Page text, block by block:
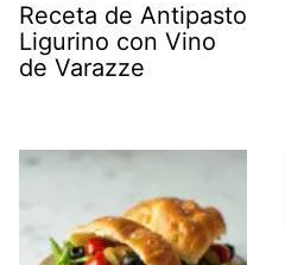
Receta de Antipasto
Ligurino con Vino
de Varazze